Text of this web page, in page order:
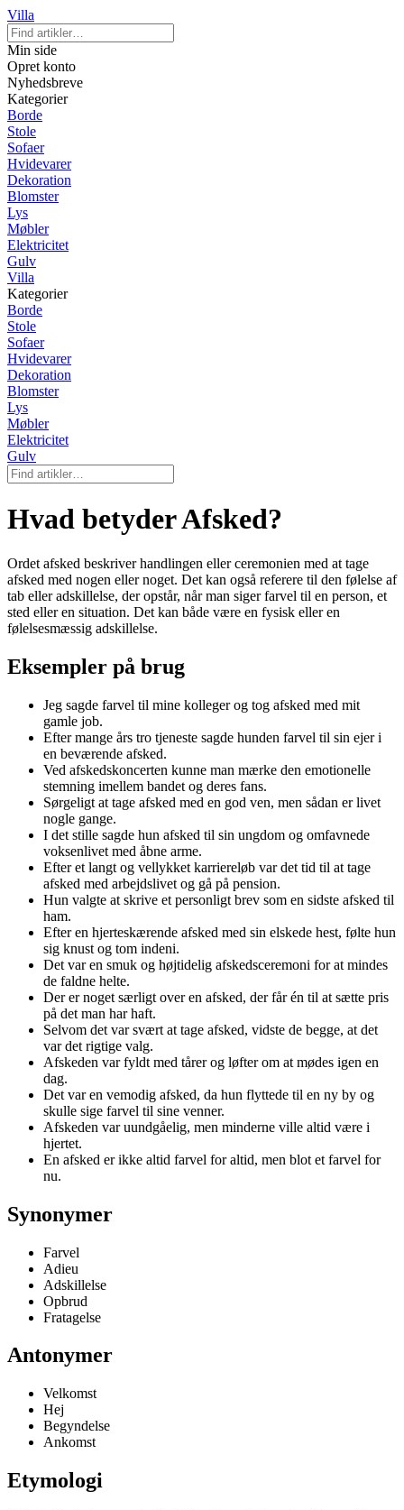
Villa
Min side
Opret konto
Nyhedsbreve
Kategorier
Borde
Stole
Sofaer
Hvidevarer
Dekoration
Blomster
Lys
Møbler
Elektricitet
Gulv
Villa
Kategorier
Borde
Stole
Sofaer
Hvidevarer
Dekoration
Blomster
Lys
Møbler
Elektricitet
Gulv
Hvad betyder Afsked?
Ordet afsked beskriver handlingen eller ceremonien med at tage
afsked med nogen eller noget. Det kan også referere til den følelse af
tab eller adskillelse, der opstår, når man siger farvel til en person, et
sted eller en situation. Det kan både være en fysisk eller en
følelsesmæssig adskillelse.
Eksempler på brug
Jeg sagde farvel til mine kolleger og tog afsked med mit
gamle job.
Efter mange års tro tjeneste sagde hunden farvel til sin ejer i
en beværende afsked.
Ved afskedskoncerten kunne man mærke den emotionelle
stemning imellem bandet og deres fans.
Sørgeligt at tage afsked med en god ven, men sådan er livet
nogle gange.
I det stille sagde hun afsked til sin ungdom og omfavnede
voksenlivet med åbne arme.
Efter et langt og vellykket karriereløb var det tid til at tage
afsked med arbejdslivet og gå på pension.
Hun valgte at skrive et personligt brev som en sidste afsked til
ham.
Efter en hjerteskærende afsked med sin elskede hest, følte hun
sig knust og tom indeni.
Det var en smuk og højtidelig afskedsceremoni for at mindes
de faldne helte.
Der er noget særligt over en afsked, der får én til at sætte pris
på det man har haft.
Selvom det var svært at tage afsked, vidste de begge, at det
var det rigtige valg.
Afskeden var fyldt med tårer og løfter om at mødes igen en
dag.
Det var en vemodig afsked, da hun flyttede til en ny by og
skulle sige farvel til sine venner.
Afskeden var uundgåelig, men minderne ville altid være i
hjertet.
En afsked er ikke altid farvel for altid, men blot et farvel for
nu.
Synonymer
Farvel
Adieu
Adskillelse
Opbrud
Fratagelse
Antonymer
Velkomst
Hej
Begyndelse
Ankomst
Etymologi